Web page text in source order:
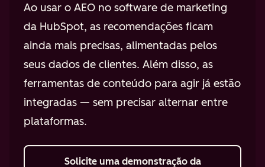
Ao usar o AEO no software de marketing
da HubSpot, as recomendações ficam
ainda mais precisas, alimentadas pelos
seus dados de clientes. Além disso, as
ferramentas de conteúdo para agir já estão
integradas — sem precisar alternar entre
plataformas.
Solicite uma demonstração da